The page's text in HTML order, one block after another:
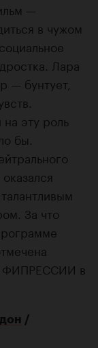
—
в чужом
Лара
— бунтует,
эту роль
бы.
За что
ФИПРЕССИИ в
/